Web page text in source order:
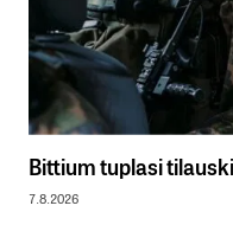
Bittium tuplasi
7.8.2026